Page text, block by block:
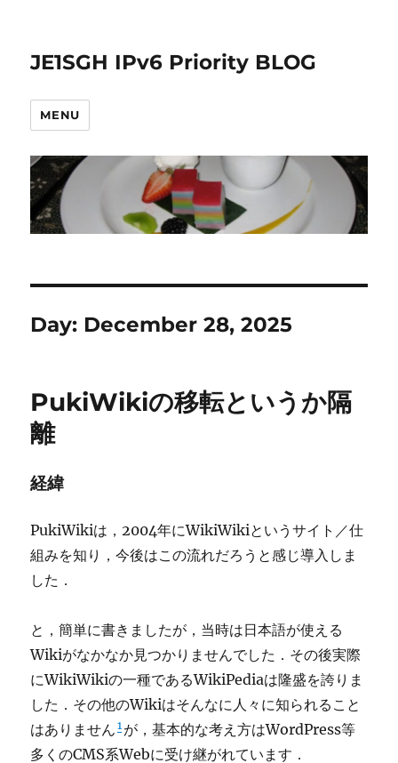
JE1SGH IPv6 Priority BLOG
MENU
Day: December 28, 2025
PukiWikiの移転というか隔
離
経緯
PukiWikiは，2004年にWikiWikiというサイト／仕
組みを知り，今後はこの流れだろうと感じ導入しま
した．
と，簡単に書きましたが，当時は日本語が使える
Wikiがなかなか見つかりませんでした．その後実際
にWikiWikiの一種であるWikiPediaは隆盛を誇りま
した．その他のWikiはそんなに人々に知られること
はありません 1 が，基本的な考え方はWordPress等
多くのCMS系Webに受け継がれています．